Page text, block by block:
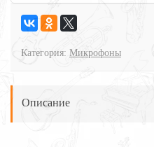
Категория: Микрофоны
Описание